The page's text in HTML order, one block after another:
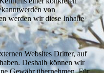
von
werden wir diese Inhalte
Websites Dritter, auf
Deshalb können wir
Gewähr übernehmen. Für